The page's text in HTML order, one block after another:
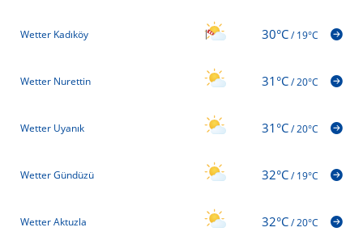
Wetter Kadıköy 30°C/19°C
Wetter Nurettin 31°C/20°C
Wetter Uyanık 31°C/20°C
Wetter Gündüzü 32°C/19°C
Wetter Aktuzla 32°C/20°C